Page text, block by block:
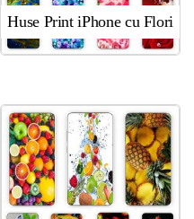
Huse Print iPhone cu Flori